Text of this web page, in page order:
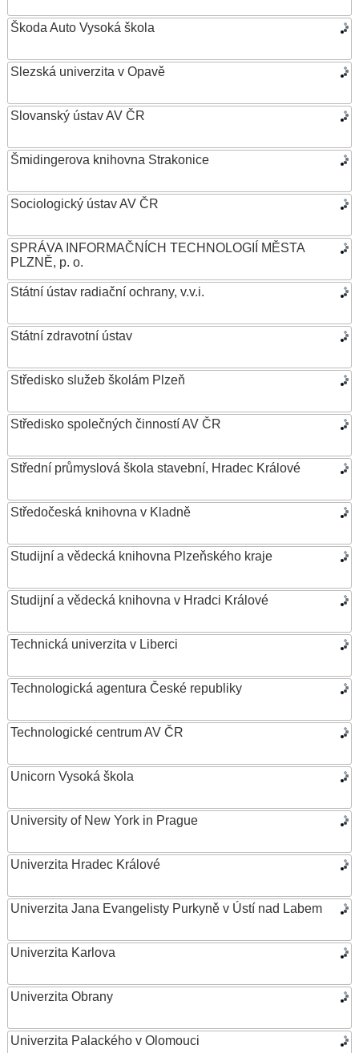
Škoda Auto Vysoká škola
Slezská univerzita v Opavě
Slovanský ústav AV ČR
Šmidingerova knihovna Strakonice
Sociologický ústav AV ČR
SPRÁVA INFORMAČNÍCH TECHNOLOGIÍ MĚSTA
PLZNĚ, p. o.
Státní ústav radiační ochrany, v.v.i.
Státní zdravotní ústav
Středisko služeb školám Plzeň
Středisko společných činností AV ČR
Střední průmyslová škola stavební, Hradec Králové
Středočeská knihovna v Kladně
Studijní a vědecká knihovna Plzeňského kraje
Studijní a vědecká knihovna v Hradci Králové
Technická univerzita v Liberci
Technologická agentura České republiky
Technologické centrum AV ČR
Unicorn Vysoká škola
University of New York in Prague
Univerzita Hradec Králové
Univerzita Jana Evangelisty Purkyně v Ústí nad Labem
Univerzita Karlova
Univerzita Obrany
Univerzita Palackého v Olomouci